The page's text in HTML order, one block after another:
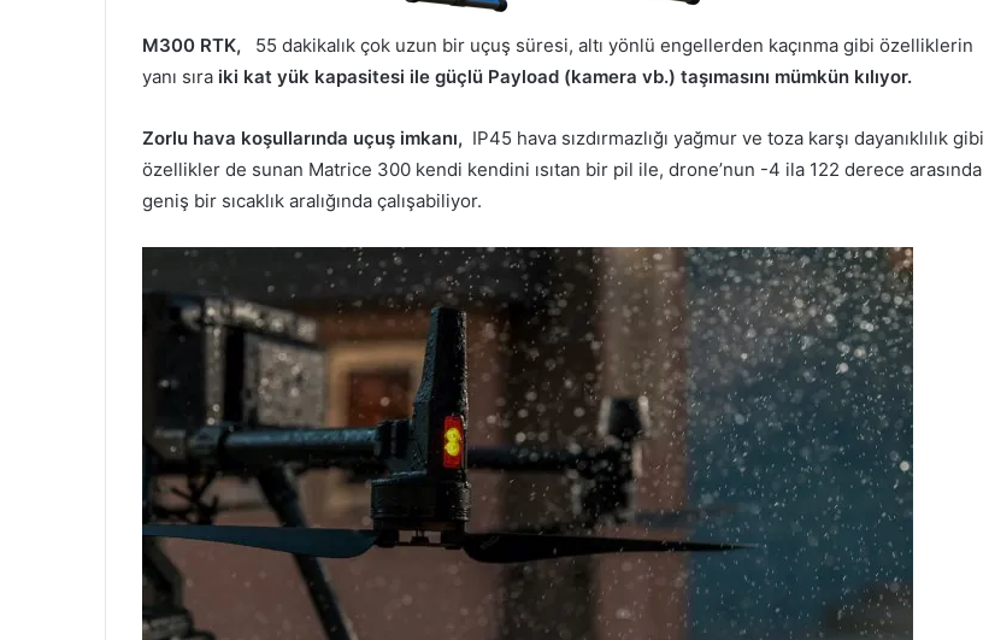
M300 RTK,
55 dakikalık çok uzun bir uçuş süresi, altı yönlü engellerden kaçınma gibi özelliklerin
yanı sıra iki kat yük kapasitesi ile güçlü Payload (kamera vb.) taşımasını mümkün kılıyor.
Zorlu hava koşullarında uçuş imkanı, IP45 hava sızdırmazlığı yağmur ve toza karşı dayanıklılık gibi
özellikler de sunan Matrice 300 kendi kendini ısıtan bir pil ile, drone’nun -4 ila 122 derece arasında
geniş bir sıcaklık aralığında çalışabiliyor.